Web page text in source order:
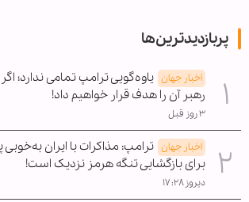
پربازدیدترین‌ها
اخبار جهان یاوه‌گویی ترامپ تمامی ندارد؛
رهبر آن را هدف قرار خواهیم داد!
۳ روز قبل
اخبار جهان ترامپ: مذاکرات با ایران
برای بازگشایی تنگه هرمز نزدیک است!
دیروز ۱۷:۲۸